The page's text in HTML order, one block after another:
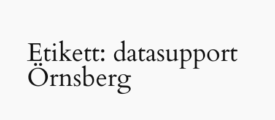
Etikett: datasupport
Örnsberg